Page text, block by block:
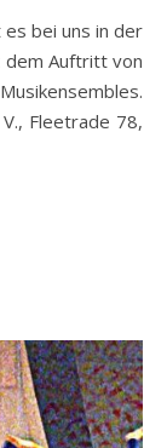
dem Auftritt von
Fleetrade 78,